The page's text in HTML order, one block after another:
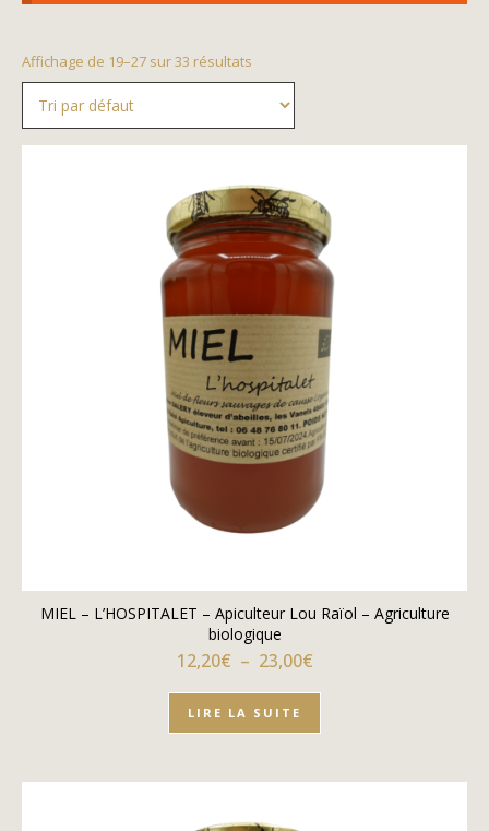
Affichage de 19–27 sur 33 résultats
MIEL – L’HOSPITALET – Apiculteur Lou Raïol – Agriculture
biologique
12,20€ – 23,00€Plage de prix :
LIRE LA SUITE